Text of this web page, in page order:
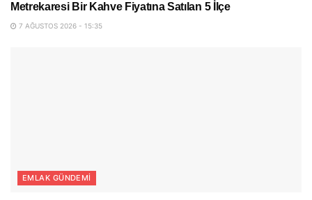
Metrekaresi Bir Kahve Fiyatına Satılan 5 İlçe
7 AĞUSTOS 2026 - 15:35
EMLAK GÜNDEMI